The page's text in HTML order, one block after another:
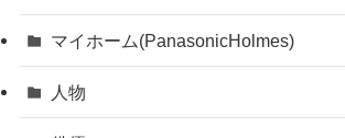
マイホーム(PanasonicHolmes)
人物